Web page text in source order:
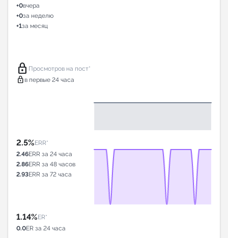
+0вчера
+0за неделю
+1за месяц
lock Просмотров на пост*
lock в первые 24 часа
2.5%ERR*
2.46ERR за 24 часа
2.86ERR за 48 часов
2.93ERR за 72 часа
1.14%ER*
0.0ER за 24 часа